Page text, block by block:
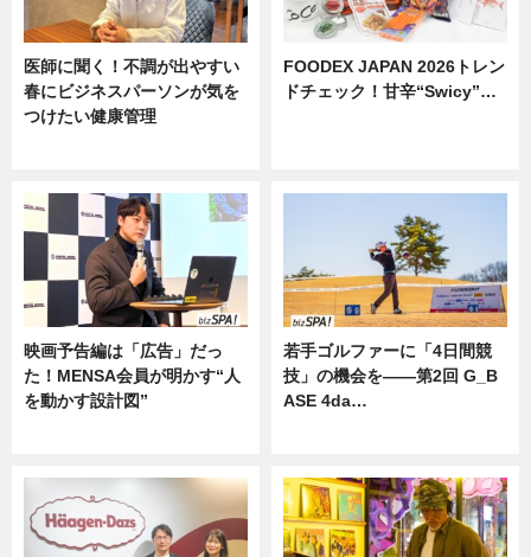
医師に聞く！不調が出やすい
春にビジネスパーソンが気を
つけたい健康管理
FOODEX JAPAN 2026トレン
ドチェック！甘辛“Swicy”…
映画予告編は「広告」だっ
た！MENSA会員が明かす“人
を動かす設計図”
若手ゴルファーに「4日間競
技」の機会を——第2回 G_B
ASE 4da…